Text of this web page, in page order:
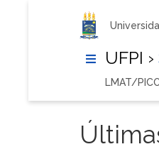
UFPI ›
LMAT/